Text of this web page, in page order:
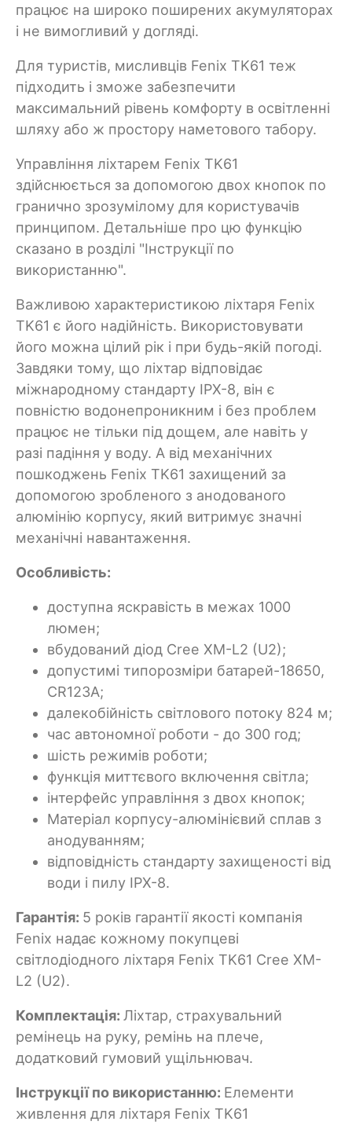
працює на широко поширених акумуляторах
і не вимогливий у догляді.
Для туристів, мисливців Fenix TK61 теж
підходить і зможе забезпечити
максимальний рівень комфорту в освітленні
шляху або ж простору наметового табору.
Управління ліхтарем Fenix TK61
здійснюється за допомогою двох кнопок по
гранично зрозумілому для користувачів
принципом. Детальніше про цю функцію
сказано в розділі "Інструкції по
використанню".
Важливою характеристикою ліхтаря Fenix
TK61 є його надійність. Використовувати
його можна цілий рік і при будь-якій погоді.
Завдяки тому, що ліхтар відповідає
міжнародному стандарту IPX-8, він є
повністю водонепроникним і без проблем
працює не тільки під дощем, але навіть у
разі падіння у воду. А від механічних
пошкоджень Fenix TK61 захищений за
допомогою зробленого з анодованого
алюмінію корпусу, який витримує значні
механічні навантаження.
Особливість:
доступна яскравість в межах 1000
люмен;
вбудований діод Cree XM-L2 (U2);
допустимі типорозміри батарей-18650,
CR123A;
далекобійність світлового потоку 824 м;
час автономної роботи - до 300 год;
шість режимів роботи;
функція миттєвого включення світла;
інтерфейс управління з двох кнопок;
Матеріал корпусу-алюмінієвий сплав з
анодуванням;
відповідність стандарту захищеності від
води і пилу IPX-8.
Гарантія: 5 років гарантії якості компанія
Fenix надає кожному покупцеві
світлодіодного ліхтаря Fenix TK61 Cree XM-
L2 (U2).
Комплектація: Ліхтар, страхувальний
ремінець на руку, ремінь на плече,
додатковий гумовий ущільнювач.
Інструкції по використанню: Елементи
живлення для ліхтаря Fenix TK61